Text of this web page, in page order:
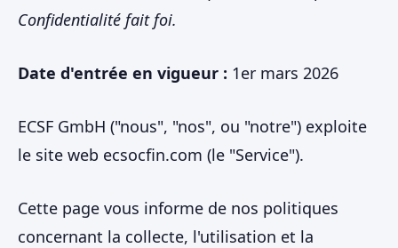
Confidentialité fait foi.
Date d'entrée en vigueur : 1er mars 2026
ECSF GmbH ("nous", "nos", ou "notre") exploite
le site web ecsocfin.com (le "Service").
Cette page vous informe de nos politiques
concernant la collecte, l'utilisation et la